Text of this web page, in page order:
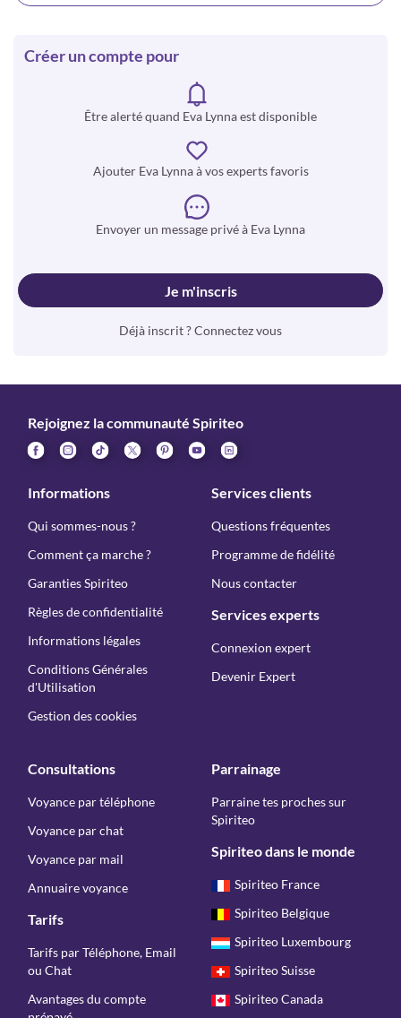
Créer un compte pour
Être alerté quand Eva Lynna est disponible
Ajouter Eva Lynna à vos experts favoris
Envoyer un message privé à Eva Lynna
Je m'inscris
Déjà inscrit ? Connectez vous
Rejoignez la communauté Spiriteo
Informations
Qui sommes-nous ?
Comment ça marche ?
Garanties Spiriteo
Règles de confidentialité
Informations légales
Conditions Générales
d'Utilisation
Gestion des cookies
Services clients
Questions fréquentes
Programme de fidélité
Nous contacter
Services experts
Connexion expert
Devenir Expert
Consultations
Voyance par téléphone
Voyance par chat
Voyance par mail
Annuaire voyance
Tarifs
Tarifs par Téléphone, Email
ou Chat
Avantages du compte
Parrainage
Parraine tes proches sur
Spiriteo
Spiriteo dans le monde
Spiriteo France
Spiriteo Belgique
Spiriteo Luxembourg
Spiriteo Suisse
Spiriteo Canada